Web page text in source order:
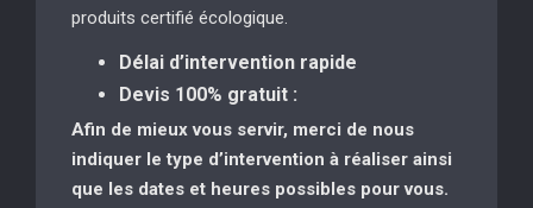
produits certifié écologique.
Délai d’intervention rapide
Devis 100% gratuit :
Afin de mieux vous servir, merci de nous
indiquer le type d’intervention à réaliser ainsi
que les dates et heures possibles pour vous.